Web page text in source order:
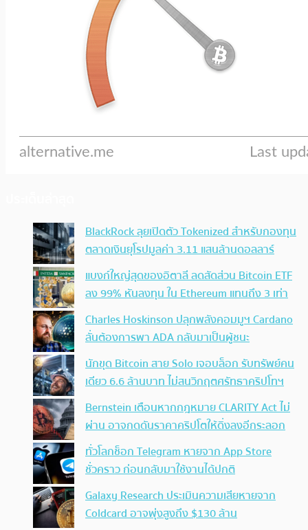
BlackRock ลุยเปิดตัว Tokenized สำหรับกองทุน
ตลาดเงินยุโรปมูลค่า 3.11 แสนล้านดอลลาร์
แบงก์ใหญ่สุดของอิตาลี ลดสัดส่วน Bitcoin ETF
ลง 99% หันลงทุน ใน Ethereum แทนถึง 3 เท่า
Charles Hoskinson ปลุกพลังคอมมูฯ Cardano
ลั่นต้องการพา ADA กลับมาเป็นผู้ชนะ
นักขุด Bitcoin สาย Solo เจอบล็อก รับทรัพย์คน
เดียว 6.6 ล้านบาท ไม่สนวิกฤตศรัทธาคริปโทฯ
Bernstein เตือนหากกฎหมาย CLARITY Act ไม่
ผ่าน อาจกดดันราคาคริปโตให้ดิ่งลงอีกระลอก
ทั่วโลกช็อก Telegram หายจาก App Store
ชั่วคราว ก่อนกลับมาใช้งานได้ปกติ
Galaxy Research ประเมินความเสียหายจาก
Coldcard อาจพุ่งสูงถึง $130 ล้าน